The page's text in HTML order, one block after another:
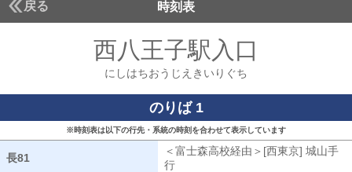
戻る 時刻表
西八王子駅入口
にしはちおうじえきいりぐち
のりば 1
※時刻表は以下の行先・系統の時刻を合わせて表示しています
長81
＜富士森高校経由＞[西東京] 城山手
行